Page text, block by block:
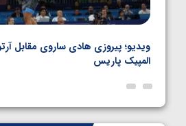
ویدیو؛ پیروزی هادی ساروی مقابل
المپیک پاریس